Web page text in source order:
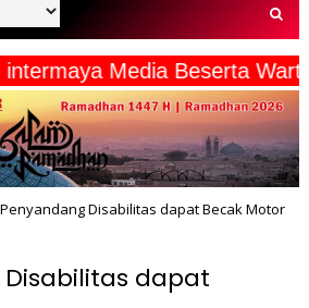
Media Beserta Wartawan/
Penyandang Disabilitas dapat Becak Motor
dapat